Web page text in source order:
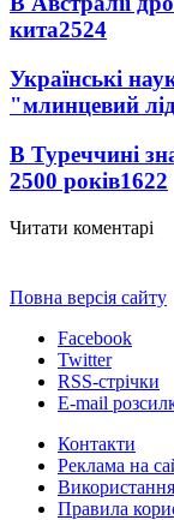
кита2524
Українські
"млинцевий
В Туреччині
2500 років1622
Читати коментарі
Повна версія сайту
Facebook
Twitter
RSS-стрічки
E-mail
Контакти
Реклама на
Правила